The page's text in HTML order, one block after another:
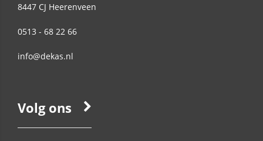
8447 CJ Heerenveen
0513 - 68 22 66
info@dekas.nl
Volg ons